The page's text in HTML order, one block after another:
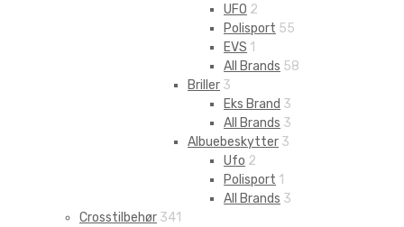
UFO 2
Polisport 55
EVS 1
All Brands 58
Briller 3
Eks Brand 3
All Brands 3
Albuebeskytter 3
Ufo 2
Polisport 1
All Brands 3
Crosstilbehør 341